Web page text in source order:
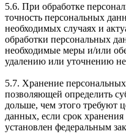
5.6. При обработке
точность персональных
необходимых случаях и
обработки персональных
необходимые меры и/или
удалению или уточнению
5.7. Хранение
позволяющей определить
дольше, чем этого требуют
данных, если срок
установлен федеральным